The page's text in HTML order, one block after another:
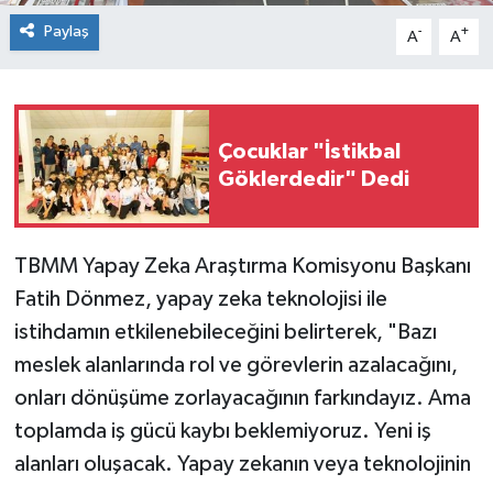
Paylaş A- A+
Çocuklar "İstikbal
Göklerdedir" Dedi
TBMM Yapay Zeka Araştırma Komisyonu Başkanı
Fatih Dönmez, yapay zeka teknolojisi ile
istihdamın etkilenebileceğini belirterek, "Bazı
meslek alanlarında rol ve görevlerin azalacağını,
onları dönüşüme zorlayacağının farkındayız. Ama
toplamda iş gücü kaybı beklemiyoruz. Yeni iş
alanları oluşacak. Yapay zekanın veya teknolojinin